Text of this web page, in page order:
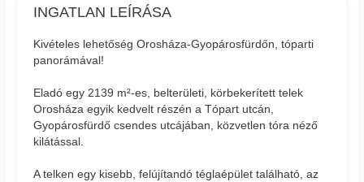
INGATLAN LEÍRÁSA
Kivételes lehetőség Orosháza-Gyopárosfürdőn, tóparti
panorámával!
Eladó egy 2139 m²-es, belterületi, körbekerített telek
Orosháza egyik kedvelt részén a Tópart utcán,
Gyopárosfürdő csendes utcájában, közvetlen tóra néző
kilátással.
A telken egy kisebb, felújítandó téglaépület található, az